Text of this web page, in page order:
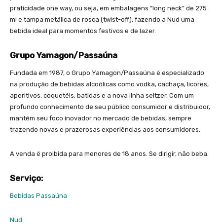
praticidade one way, ou seja, em embalagens “long neck” de 275
ml e tampa metálica de rosca (twist-off), fazendo a Nud uma
bebida ideal para momentos festivos e de lazer.
Grupo Yamagon/Passaúna
Fundada em 1987, o Grupo Yamagon/Passaúna é especializado
na produção de bebidas alcoólicas como vodka, cachaça, licores,
aperitivos, coquetéis, batidas e a nova linha seltzer. Com um
profundo conhecimento de seu público consumidor e distribuidor,
mantém seu foco inovador no mercado de bebidas, sempre
trazendo novas e prazerosas experiências aos consumidores.
A venda é proibida para menores de 18 anos. Se dirigir, não beba.
Serviço:
Bebidas Passaúna
Nud